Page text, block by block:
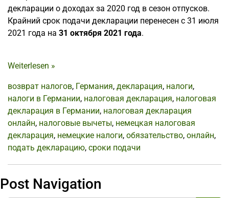
декларации о доходах за 2020 год в сезон отпусков.
Крайний срок подачи декларации перенесен с 31 июля
2021 года на 31 октября 2021 года.
Weiterlesen »
возврат налогов, Германия, декларация, налоги,
налоги в Германии, налоговая декларация, налоговая
декларация в Германии, налоговая декларация
онлайн, налоговые вычеты, немецкая налоговая
декларация, немецкие налоги, обязательство, онлайн,
подать декларацию, сроки подачи
Post Navigation